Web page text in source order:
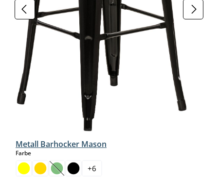
Metall Barhocker Mason
Farbeauswählen
(Diese Option ist zurzeit nicht verfügbar.)
+6